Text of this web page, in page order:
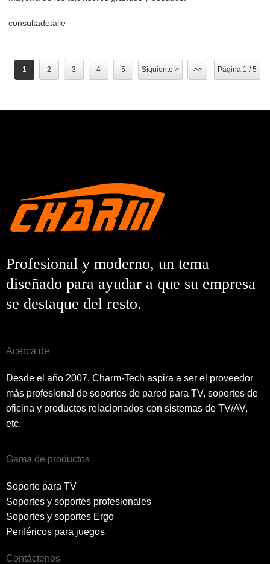
consultadetalle
1 2 3 4 5 Siguiente > >> Página 1 / 5
Profesional y moderno, un tema
diseñado para ayudar a que su empresa
se destaque del resto.
Acerca de
Desde el año 2007, Charm-Tech aspira a ser el proveedor
más profesional de soportes de pared para TV, soportes de
oficina y productos relacionados con sistemas de TV/AV,
etc.
Gama de productos
Soporte para TV
Soportes y soportes profesionales
Soportes y soportes Ergo
Periféricos para juegos
Contáctenos